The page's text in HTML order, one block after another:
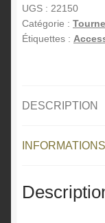
avec
12
tournevis
éloxé
UGS : 22150
Catégorie :
Étiquettes :
DESCRIPTION